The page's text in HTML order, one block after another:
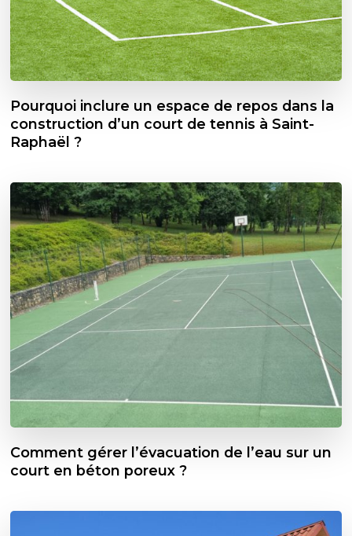
Pourquoi inclure un espace de repos dans la
construction d’un court de tennis à Saint-
Raphaël ?
Comment gérer l’évacuation de l’eau sur un
court en béton poreux ?